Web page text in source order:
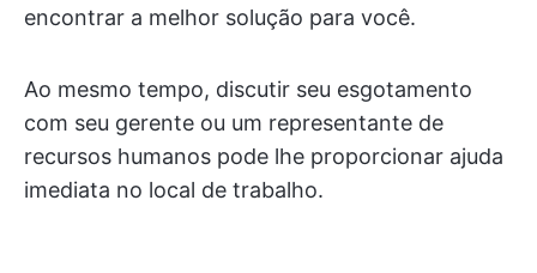
encontrar a melhor solução para você.
Ao mesmo tempo, discutir seu esgotamento
com seu gerente ou um representante de
recursos humanos pode lhe proporcionar ajuda
imediata no local de trabalho.